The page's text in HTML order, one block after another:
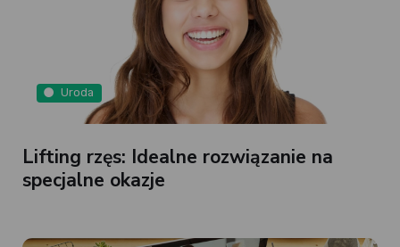
Uroda
Lifting rzęs: Idealne rozwiązanie na
specjalne okazje